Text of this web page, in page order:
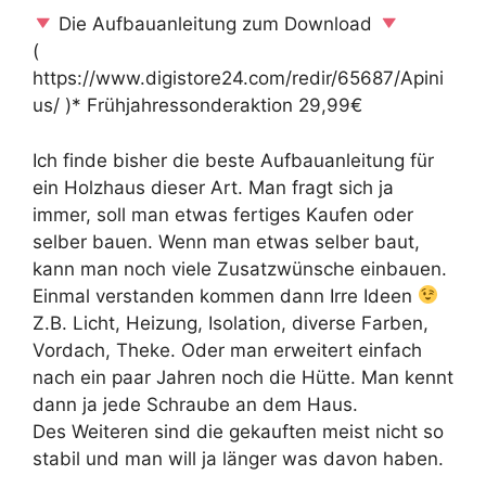
Die Aufbauanleitung zum Download
(
https://www.digistore24.com/redir/65687/Apini
us/ )* Frühjahressonderaktion 29,99€
Ich finde bisher die beste Aufbauanleitung für
ein Holzhaus dieser Art. Man fragt sich ja
immer, soll man etwas fertiges Kaufen oder
selber bauen. Wenn man etwas selber baut,
kann man noch viele Zusatzwünsche einbauen.
Einmal verstanden kommen dann Irre Ideen
Z.B. Licht, Heizung, Isolation, diverse Farben,
Vordach, Theke. Oder man erweitert einfach
nach ein paar Jahren noch die Hütte. Man kennt
dann ja jede Schraube an dem Haus.
Des Weiteren sind die gekauften meist nicht so
stabil und man will ja länger was davon haben.